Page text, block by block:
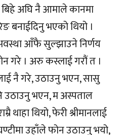
अघि नै आमाले कानमा
बनाईदिनु भएको थियो ।
आँफै सुल्झाउने निर्णय
गरे । अरु कस्लाई गरौं त ।
नै गरे, उठाउनु भएन, सासु
उठाउनु भएन, म अस्पताल
थाहा थियो, फेरी श्रीमानलाई
उहाँले फोन उठाउनु भयो,